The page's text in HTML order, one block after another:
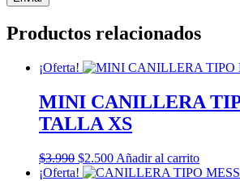
Productos relacionados
¡Oferta!
MINI CANILLERA
TALLA XS
$3.990 El
precio
$2.500El
precio
Añadir al carrito
¡Oferta!